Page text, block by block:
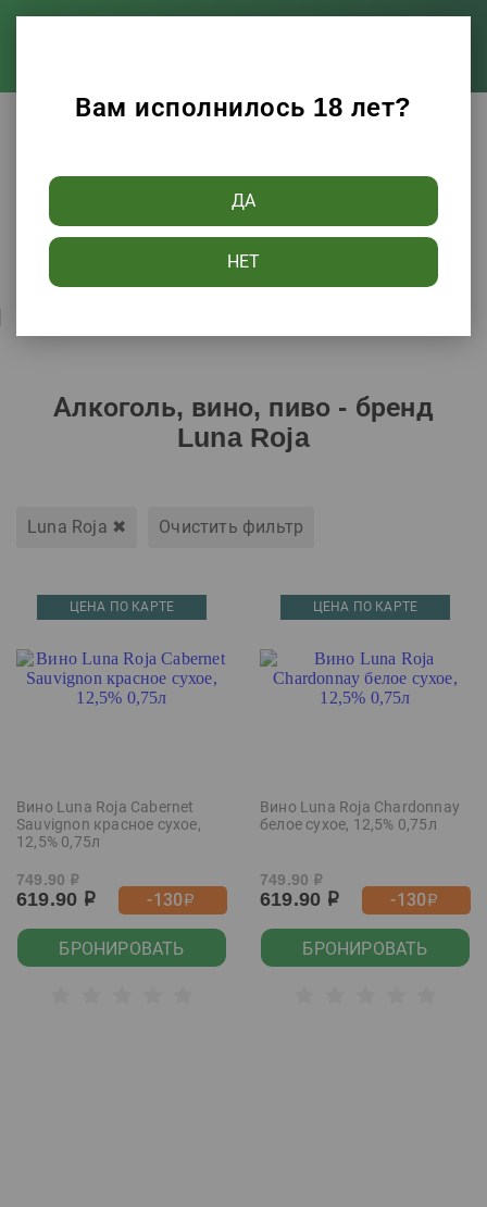
Вам исполнилось 18 лет?
ДА
НЕТ
Сортировать по:
Алкоголь, вино, пиво - бренд
Luna Roja
Luna Roja ✖ Очистить фильтр
ЦЕНА ПО КАРТЕ
Вино Luna Roja Cabernet
Sauvignon красное сухое,
12,5% 0,75л
749.90 р
619.90 р -130р
БРОНИРОВАТЬ
ЦЕНА ПО КАРТЕ
Вино Luna Roja Chardonnay
белое сухое, 12,5% 0,75л
749.90 р
619.90 р -130р
БРОНИРОВАТЬ